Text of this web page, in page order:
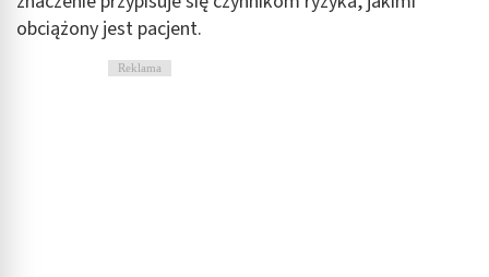
obciążony jest pacjent.
Reklama